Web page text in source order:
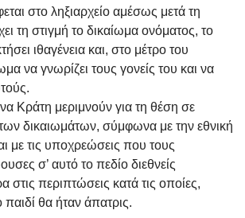
στο ληξιαρχείο αμέσως μετά τη
τη στιγμή το δικαίωμα ονόματος, το
ιθαγένεια και, στο μέτρο του
να γνωρίζει τους γονείς του και να
Κράτη μεριμνούν για τη θέση σε
δικαιωμάτων, σύμφωνα με την εθνική
με τις υποχρεώσεις που τους
σ’ αυτό το πεδίο διεθνείς
στις περιπτώσεις κατά τις οποίες,
παιδί θα ήταν άπατρις.